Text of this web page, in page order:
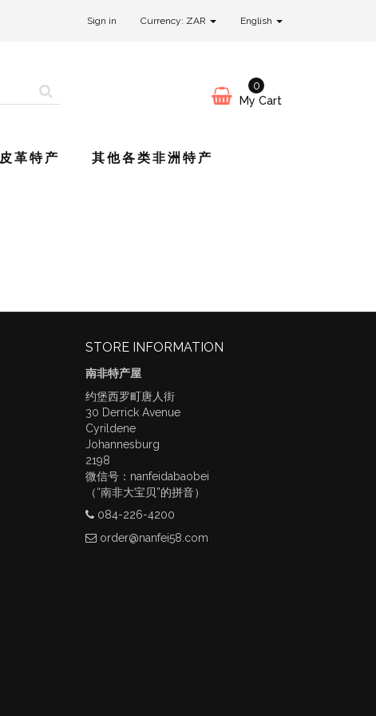
Sign in Currency: ZAR English
My Cart
0
革特产 其他各类非洲特产
STORE INFORMATION
南非特产屋
约堡西罗町唐人街
30 Derrick Avenue
Cyrildene
Johannesburg
2198
微信号：nanfeidabaobei
（“南非大宝贝”的拼音）
084-226-4200
order@nanfei58.com